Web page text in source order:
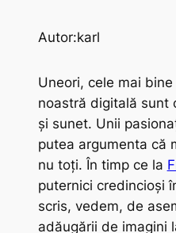
Autor:karl
Uneori, cele mai
noastră digitală sunt
și sunet. Unii
putea argumenta că
nu toți. În timp ce la
puternici credincioși
scris, vedem, de
adăugării de imagini